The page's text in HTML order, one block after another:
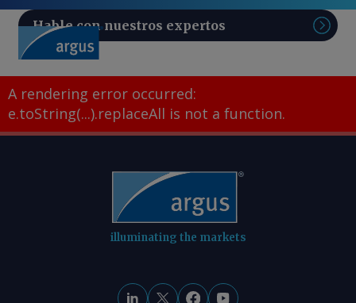
Hable con nuestros expertos
A rendering error occurred:
e.toString(...).replaceAll is not a function.
illuminating the markets